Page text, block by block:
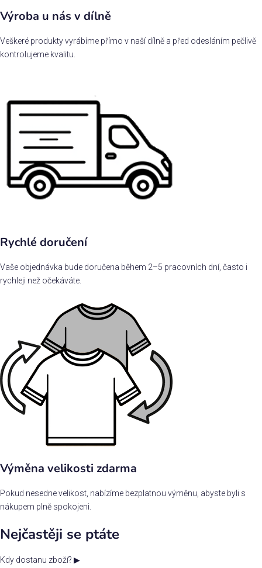
Výroba u nás v dílně
Veškeré produkty vyrábíme přímo v naší dílně a před odesláním pečlivě
kontrolujeme kvalitu.
Rychlé doručení
Vaše objednávka bude doručena během 2–5 pracovních dní, často i
rychleji než očekáváte.
Výměna velikosti zdarma
Pokud nesedne velikost, nabízíme bezplatnou výměnu, abyste byli s
nákupem plně spokojeni.
Nejčastěji se ptáte
Kdy dostanu zboží? ▶